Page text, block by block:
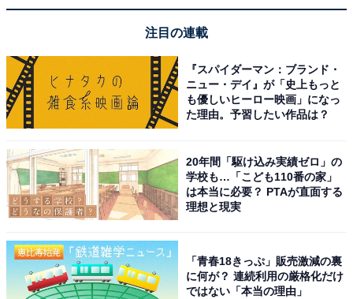
妻の浮気を疑ったとき
一方、男性が妻の浮気を疑ったときは、どういう反応を
するのだろうか。そんな質問を男性たちにぶつけてみた
そもそも疑わないのだから反応のしようもないのだろ
う。
歳）。共働きで子育てをおこなってきたが、そのひとり
息子も大学生になった。
注目の連載
『スパイダーマン：ブランド・
ニュー・デイ』が「史上もっと
も優しいヒーロー映画」になっ
た理由。予習したい作品は？
20年間「駆け込み実績ゼロ」の
学校も…「こども110番の家」
は本当に必要？ PTAが直面する
理想と現実
「青春18きっぷ」販売激減の裏
に何が？ 連続利用の厳格化だけ
ではない「本当の理由」